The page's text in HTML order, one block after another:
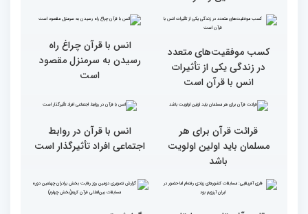
متسابقین چهلمین دوره
مسابقات بین المللی قرآن
کریم از حسینیه جماران
دیدار متسابقان با
دکترخاموشی تا خوشنویسی
آیات منتخب/ حاشیه های
سومین روز مسابقات قرآن
جزئیات سومین روز رقابت
بخش برادران مسابقات
بین‌المللی قرآن کریم
فرآیند اجرایی و فنی
مسابقات قرآن با مساعدت
همه بخش‌های ستاد اجرایی